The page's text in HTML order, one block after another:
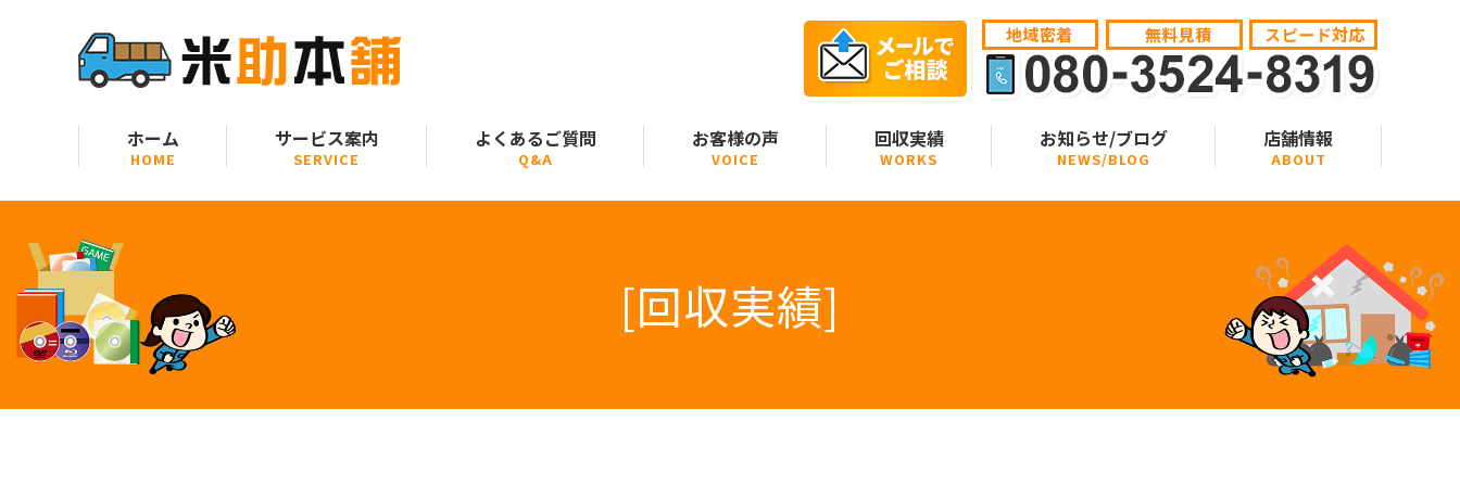
ホーム
HOME
サービス案内
SERVICE
よくあるご質問
Q&A
お客様の声
VOICE
回収実績
WORKS
お知らせ/ブログ
NEWS/BLOG
店舗情報
ABOUT
[回収実績]